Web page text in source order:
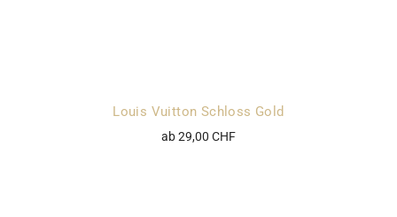
Louis Vuitton Schloss Gold
ab 29,00 CHF